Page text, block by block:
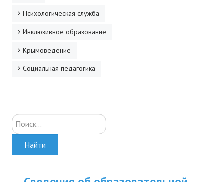
Психологическая служба
Инклюзивное образование
Крымоведение
Социальная педагогика
Искать...
Найти